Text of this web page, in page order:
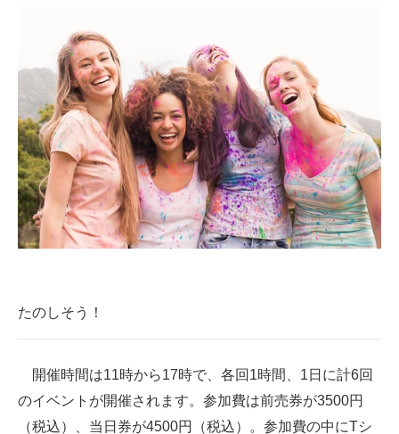
たのしそう！
開催時間は11時から17時で、各回1時間、1日に計6回
のイベントが開催されます。参加費は前売券が3500円
（税込）、当日券が4500円（税込）。参加費の中にTシ